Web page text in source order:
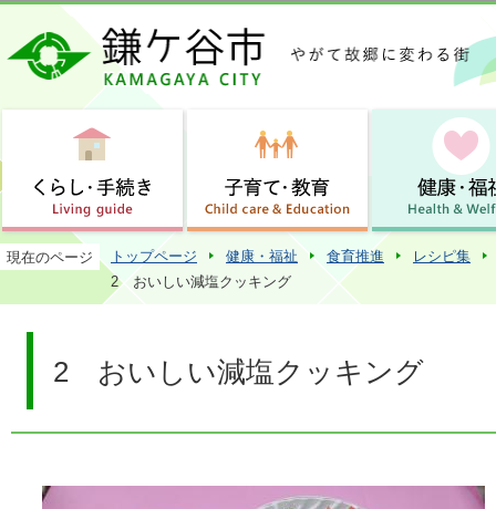
この
現在のページ トップページ 健康・福祉 食育推進
レシピ集
2 おいしい減塩クッキング
2 おいしい減塩クッキング